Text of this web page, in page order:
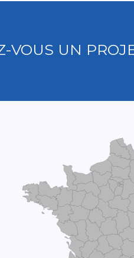
VOUS UN